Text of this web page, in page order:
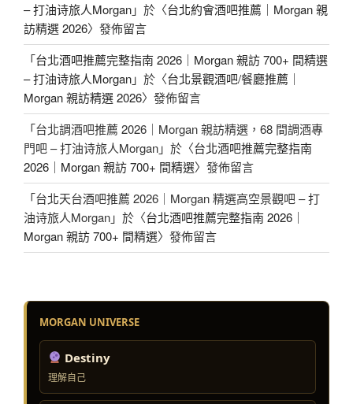
– 打油诗旅人Morgan」於〈台北約會酒吧推薦｜Morgan 親
訪精選 2026〉發佈留言
「台北酒吧推薦完整指南 2026｜Morgan 親訪 700+ 間精選
– 打油诗旅人Morgan」於〈台北景觀酒吧/餐廳推薦｜
Morgan 親訪精選 2026〉發佈留言
「台北調酒吧推薦 2026｜Morgan 親訪精選，68 間調酒專
門吧 – 打油诗旅人Morgan」於〈台北酒吧推薦完整指南
2026｜Morgan 親訪 700+ 間精選〉發佈留言
「台北天台酒吧推薦 2026｜Morgan 精選高空景觀吧 – 打
油诗旅人Morgan」於〈台北酒吧推薦完整指南 2026｜
Morgan 親訪 700+ 間精選〉發佈留言
MORGAN UNIVERSE
Destiny
理解自己